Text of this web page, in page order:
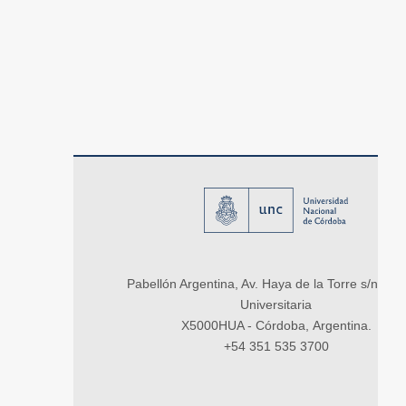
Pabellón Argentina, Av. Haya de la Torre s/n,
Universitaria
X5000HUA - Córdoba, Argentina.
+54 351 535 3700